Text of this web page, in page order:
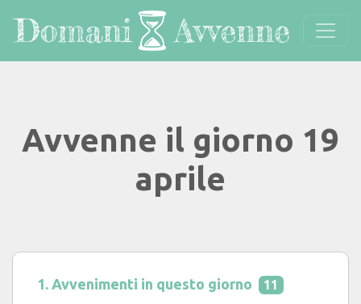
Avvenne il giorno 19
aprile
Avvenimenti in questo giorno 11